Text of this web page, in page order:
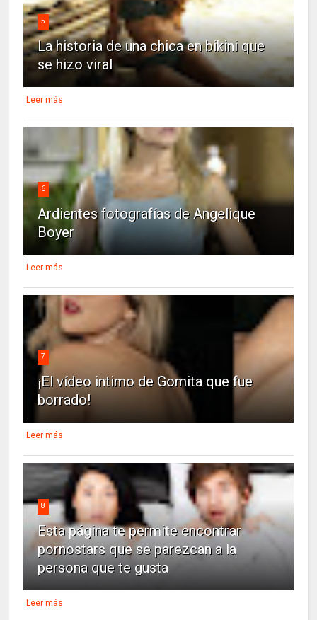
5
La historia de una chica en bikini que
se hizo viral
Leer más
6
Ardientes fotografías de Angelique
Boyer
Leer más
7
¡El vídeo intimo de Gomita que fue
borrado!
Leer más
8
Esta página te permite encontrar
pornostars que se parezcan a la
persona que te gusta
Leer más